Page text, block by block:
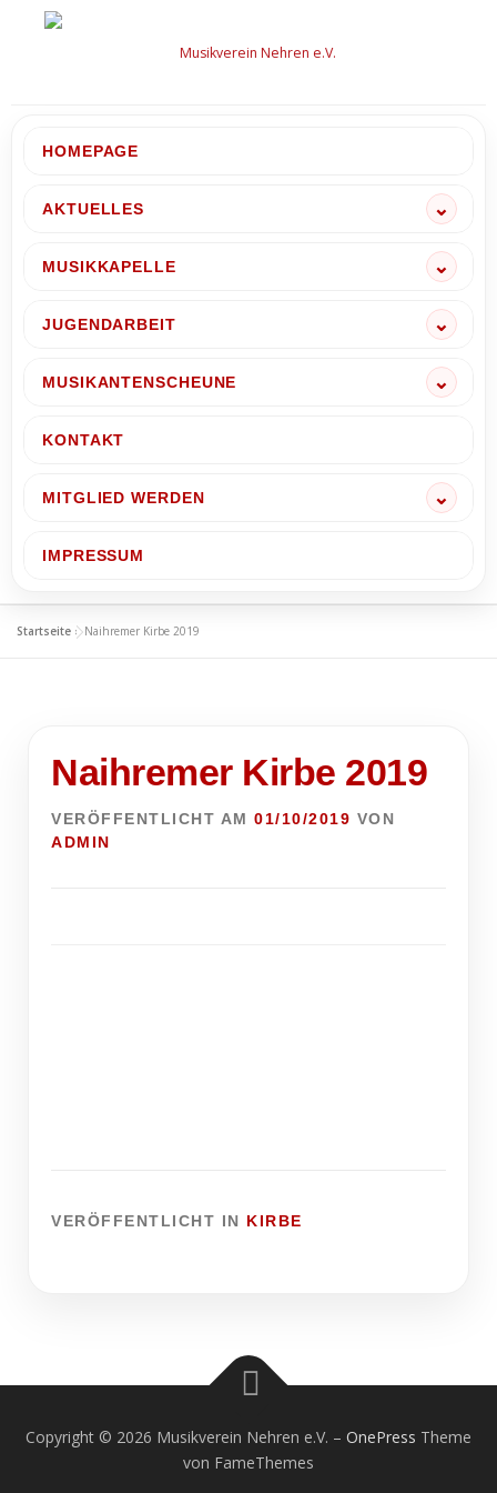
HOMEPAGE
AKTUELLES
MUSIKKAPELLE
JUGENDARBEIT
MUSIKANTENSCHEUNE
KONTAKT
MITGLIED WERDEN
IMPRESSUM
Startseite »Naihremer Kirbe 2019
Naihremer Kirbe 2019
VERÖFFENTLICHT AM 01/10/2019 VON
ADMIN
VERÖFFENTLICHT IN KIRBE
Copyright © 2026 Musikverein Nehren e.V. – OnePress Theme
von FameThemes